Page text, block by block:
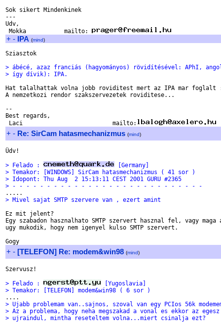
Sok sikert Mindenkinek
---
Udv,
Mokka           mailto:
+ - IPA (mind)
Sziasztok
> ábécé, azaz franciás (hagyományos) rövidítésével: APhI,
> így dívik): IPA.
Hat talalhattak volna jobb roviditest mert az IPA mar foglalt
A nemzetkozi rendor szakszervezetek roviditese...
--
Best regards,
Laci                          mailto:
+ - Re: SirCam hatasmechanizmus (mind)
Üdv!
> Felado :
[Germany]
> Temakor: [WINDOWS] SirCam hatasmechanizmus ( 41 sor )
> Idopont: Thu Aug  2 15:13:11 CEST 2001 GURU #2365
> - - - - - - - - - - - - - - - - - - - - - - - - - - - -
> Mivel sajat SMTP szervere van , ezert amint
Ez mit jelent?
Egy szabadon hasznalhato SMTP szervert hasznal fel, vagy maga
ugy mukodik, hogy nem igenyel kulso SMTP szervert.
+ - [TELEFON] Re: modem&win98 (mind)
Szervusz!
> Felado :
[Yugoslavia]
> Temakor: [TELEFON] modem&win98 ( 6 sor )
> Ujabb problemam van..sajnos, szoval van egy PCIos 56k
> Az a problema, hogy neha megszakad a vonal es ekkor az egesz
> ujraindul, mintha reseteltem volna...miert csinalja ezt?